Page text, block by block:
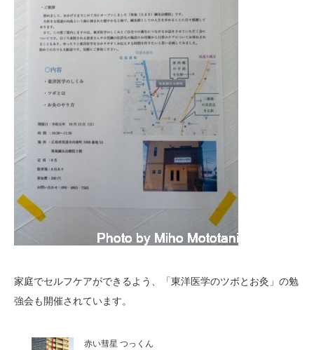
家庭でセルフケアができるよう、「東洋医学のツボとお灸」の勉
強会も開催されています。
赤い彗星 つっくん